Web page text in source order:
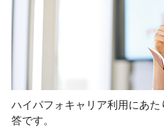
ハイパフォキャリア利用にあ
答です。